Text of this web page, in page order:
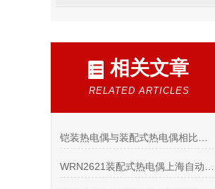
相关文章
RELATED ARTICLES